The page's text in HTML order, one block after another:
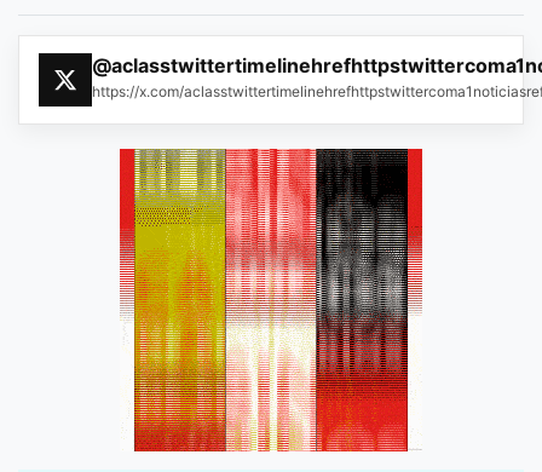
https://x.com/